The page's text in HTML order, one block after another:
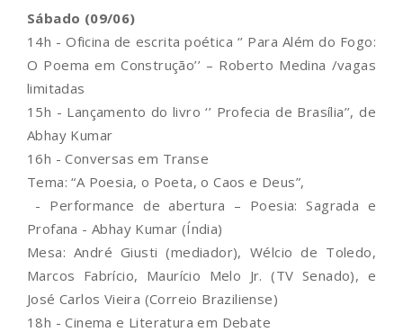
Sábado (09/06)
14h - Oficina de escrita poética ‘’ Para Além do Fogo:
O Poema em Construção’’ – Roberto Medina /vagas
limitadas
15h - Lançamento do livro ‘’ Profecia de Brasília’’, de
Abhay Kumar
16h - Conversas em Transe
Tema: “A Poesia, o Poeta, o Caos e Deus”,
- Performance de abertura – Poesia: Sagrada e
Profana - Abhay Kumar (Índia)
Mesa: André Giusti (mediador), Wélcio de Toledo,
Marcos Fabrício, Maurício Melo Jr. (TV Senado), e
José Carlos Vieira (Correio Braziliense)
18h - Cinema e Literatura em Debate